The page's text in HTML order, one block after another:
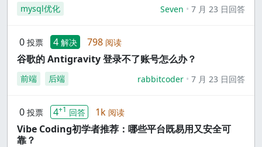
mysql优化 Seven 7 月 23 日回答
0 投票 4 解决 798 阅读
谷歌的 Antigravity 登录不了账号怎么办？
前端 后端 rabbitcoder 7 月 23 日回答
0 投票 4+1 回答 1k 阅读
Vibe Coding初学者推荐：哪些平台既易用又安全可
靠？